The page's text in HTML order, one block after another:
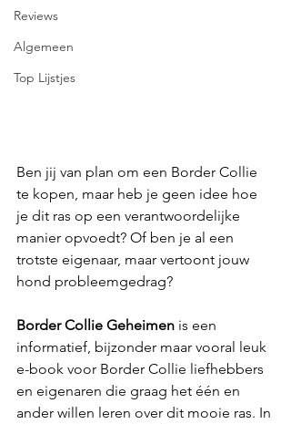
Reviews
Algemeen
Top Lijstjes
Ben jij van plan om een Border Collie
te kopen, maar heb je geen idee hoe
je dit ras op een verantwoordelijke
manier opvoedt? Of ben je al een
trotste eigenaar, maar vertoont jouw
hond probleemgedrag?
Border Collie Geheimen is een
informatief, bijzonder maar vooral leuk
e-book voor Border Collie liefhebbers
en eigenaren die graag het één en
ander willen leren over dit mooie ras. In